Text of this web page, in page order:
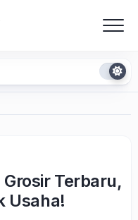
Terbaru,
Usaha!